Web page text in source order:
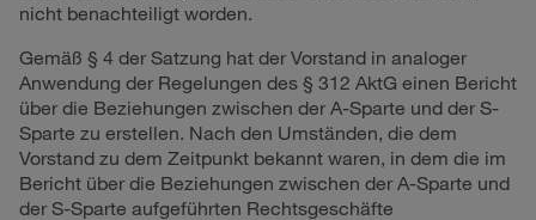
nicht benachteiligt worden.
Gemäß § 4 der Satzung hat der Vorstand in analoger
Anwendung der Regelungen des § 312 AktG einen Bericht
über die Beziehungen zwischen der A-Sparte und der S-
Sparte zu erstellen. Nach den Umständen, die dem
Vorstand zu dem Zeitpunkt bekannt waren, in dem die im
Bericht über die Beziehungen zwischen der A-Sparte und
der S-Sparte aufgeführten Rechtsgeschäfte